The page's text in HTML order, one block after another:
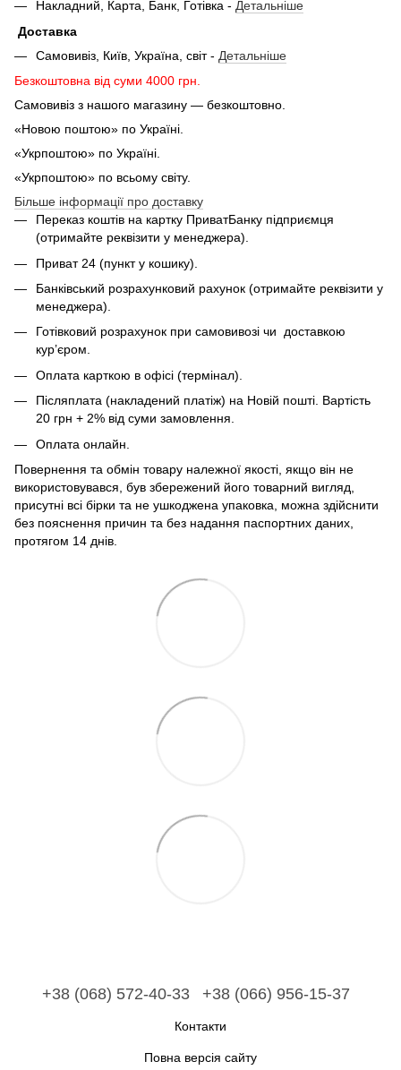
Накладний, Карта, Банк, Готівка - Детальніше
Доставка
Самовивіз, Київ, Україна, світ - Детальніше
Безкоштовна від суми 4000 грн.
Самовивіз з нашого магазину — безкоштовно.
«Новою поштою» по Україні.
«Укрпоштою» по Україні.
«Укрпоштою» по всьому світу.
Більше інформації про доставку
Переказ коштів на картку ПриватБанку підприємця
(отримайте реквізити у менеджера).
Приват 24 (пункт у кошику).
Банківський розрахунковий рахунок (отримайте реквізити у
менеджера).
Готівковий розрахунок при самовивозі чи доставкою
кур’єром.
Оплата карткою в офісі (термінал).
Післяплата (накладений платіж) на Новій пошті. Вартість
20 грн + 2% від суми замовлення.
Оплата онлайн.
Повернення та обмін товару належної якості, якщо він не
використовувався, був збережений його товарний вигляд,
присутні всі бірки та не ушкоджена упаковка, можна здійснити
без пояснення причин та без надання паспортних даних,
протягом 14 днів.
+38 (068) 572-40-33 +38 (066) 956-15-37
Контакти
Повна версія сайту